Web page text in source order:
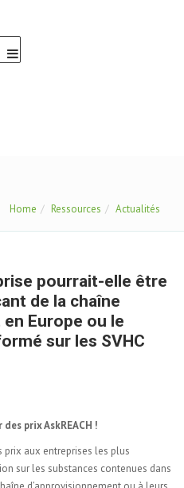
Home Ressources Actualités
pourrait-elle être
de la chaîne
Europe ou le
sur les SVHC
prix AskREACH !
prix aux entreprises les plus
sur les substances contenues dans